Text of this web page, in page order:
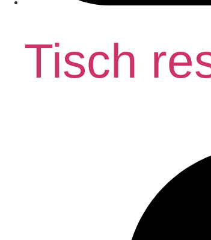
Tisch